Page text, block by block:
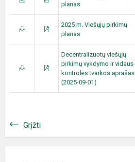
planas
2025 m. Viešųjų pirkimų
planas
Decentralizuotų viešųjų
pirkimų vykdymo ir vidaus
kontrolės tvarkos aprašas
(2025-09-01)
Grįžti